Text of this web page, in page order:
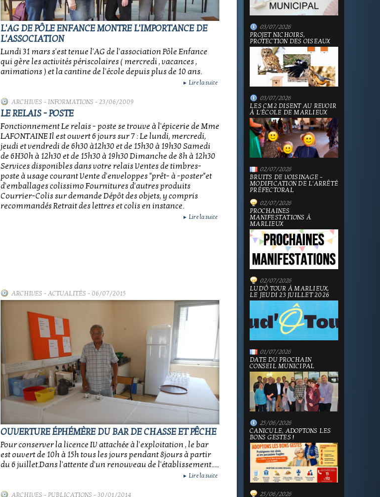
L'AG DE PÔLE ENFANCE MONTRE L'IMPORTANCE DE
L'ASSOCIATION
Lundi 31 mars s'est tenue l'AG de l'association Pôle Enfance
qui gère les activités périscolaires ( mercredi , vacances ,
animations ) et la cantine de l'école depuis plus de 10 ans.
► Lire la suite
ARCHIVES - INFORMATIONS - 23/06/2009
LE RELAIS - POSTE
Fonctionnement Le relais - poste se trouve à l'épicerie de Mme
LAFONTAINE Il est ouvert 6 jours sur 7 : Le lundi, mercredi,
jeudi et vendredi de 6h30 à12h30 et de 15h30 à 19h30 Samedi
de 6H30h à 12h30 et de 15h30 à 19h30 Dimanche de 8h à 12h30
Services disponibles dans votre relais Ventes de timbres-
poste à usage courant Vente d'enveloppes "prêt- à -poster"et
d'emballages colissimo Fournitures d'autres produits
Courrier-Colis sur demande Dépôt des objets, y compris
recommandés Retrait des lettres et colis en instance.
► Lire la suite
ARCHIVES -ACTUALITÉS - 06/07/2015
OUVERTURE ÉPHÉMÈRE DU BAR DE CHASSE ET PÊCHE
Pour conserver la licence IV attachée à l'exploitation , le bar
est ouvert de 10h à 15h tous les jours pendant 8jours à partir
du 6 juillet.Dans l'attente d'un renouveau de l'établissement.....
► Lire la suite
ARCHIVES - PUBLICATIONS - 30/01/2014
03/07/2026
PROJET NICHOIRS,
PROTECTION DES OISEAUX
03/07/2026
LES CM2 DISENT AU REVOIR
À L'ÉCOLE DE MARLIEUX
02/07/2026
BRUITS DE VOISINAGE -
MODIFICATION DE L'ARRÊTÉ
PRÉFECTORAL
02/07/2026
PROCHAINES
MANIFESTATIONS À
MARLIEUX
02/07/2026
LUD'Ô TOUR À MARLIEUX,
LE JEUDI 23 JUILLET 2026
01/07/2026
DATE DU PROCHAIN
CONSEIL MUNICIPAL
25/06/2026
CANICULE, ADOPTONS LES
BONS GESTES !
25/06/2026